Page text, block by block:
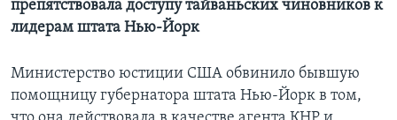
препятствовала доступу тайваньских чиновников к
лидерам штата Нью-Йорк
Министерство юстиции США обвинило бывшую
помощницу губернатора штата Нью-Йорк в том,